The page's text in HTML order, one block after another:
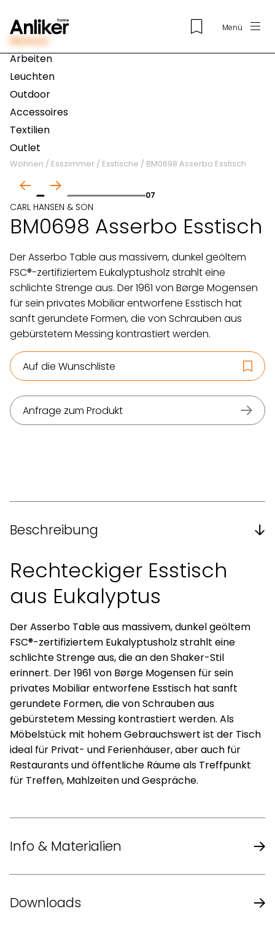
Menü
Wohnen
Arbeiten
Leuchten
Outdoor
Accessoires
Textilien
Outlet
Wohnen / Esszimmer / Esstische / BM0698 Asserbo Esstisch
07
CARL HANSEN & SON
BM0698 Asserbo Esstisch
Der Asserbo Table aus massivem, dunkel geöltem
FSC®-zertifiziertem Eukalyptusholz strahlt eine
schlichte Strenge aus. Der 1961 von Børge Mogensen
für sein privates Mobiliar entworfene Esstisch hat
sanft gerundete Formen, die von Schrauben aus
gebürstetem Messing kontrastiert werden.
Auf die Wunschliste
Anfrage zum Produkt
Beschreibung
Rechteckiger Esstisch
aus Eukalyptus
Der Asserbo Table aus massivem, dunkel geöltem
FSC®-zertifiziertem Eukalyptusholz strahlt eine
schlichte Strenge aus, die an den Shaker-Stil
erinnert. Der 1961 von Børge Mogensen für sein
privates Mobiliar entworfene Esstisch hat sanft
gerundete Formen, die von Schrauben aus
gebürstetem Messing kontrastiert werden. Als
Möbelstück mit hohem Gebrauchswert ist der Tisch
ideal für Privat- und Ferienhäuser, aber auch für
Restaurants und öffentliche Räume als Treffpunkt
für Treffen, Mahlzeiten und Gespräche.
Info & Materialien
Downloads